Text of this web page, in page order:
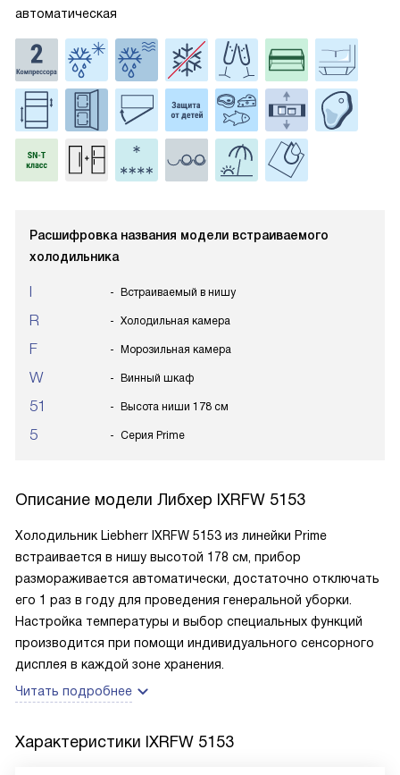
автоматическая
Расшифровка названия модели встраиваемого
холодильника
I Встраиваемый в нишу
R Холодильная камера
F Морозильная камера
W Винный шкаф
51 Высота ниши 178 см
5 Серия Prime
Описание модели Либхер IXRFW 5153
Холодильник Liebherr IXRFW 5153 из линейки Prime
встраивается в нишу высотой 178 см, прибор
размораживается автоматически, достаточно отключать
его 1 раз в году для проведения генеральной уборки.
Настройка температуры и выбор специальных функций
производится при помощи индивидуального сенсорного
дисплея в каждой зоне хранения.
Читать подробнее
Характеристики IXRFW 5153